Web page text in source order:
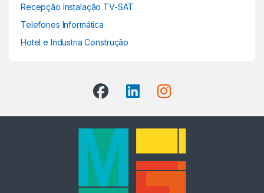
Recepção Instalação TV-SAT
Telefones Informática
Hotel e Industria Construção